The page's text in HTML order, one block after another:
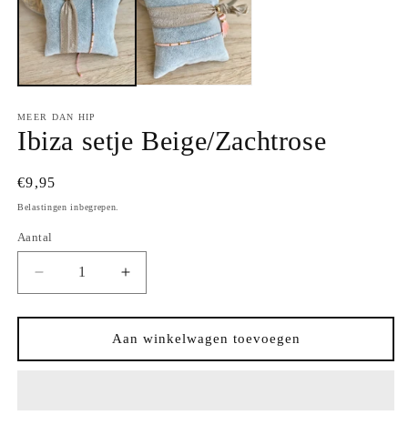
MEER DAN HIP
Ibiza setje Beige/Zachtrose
Normale
prijs
€9,95
Belastingen inbegrepen.
Aantal
Aantal
Aantal
verlagen
voor
setje
Aantal
verhogen
voor
Ibiza
setje
Aan winkelwagen toevoegen